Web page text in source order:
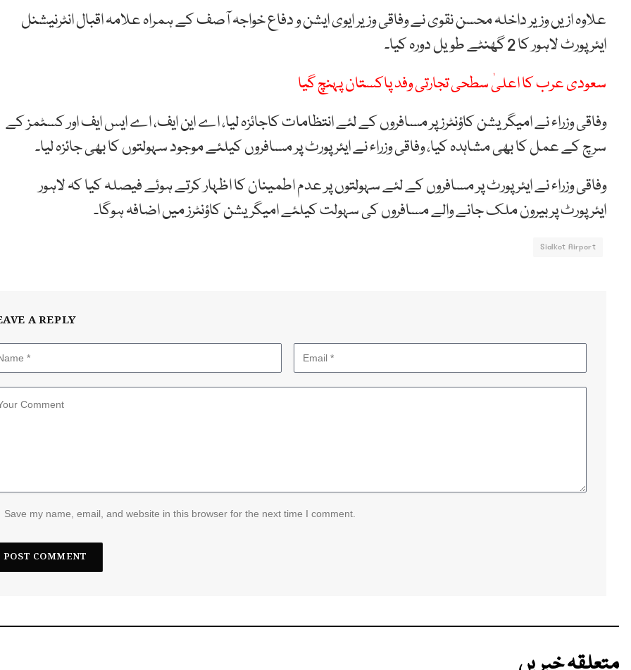
علاوہ ازیں وزیر داخلہ محسن نقوی نے وفاقی وزیر ایوی ایشن و دفاع خواجہ آصف کے ہمراہ علامہ اقبال انٹرنیشنل
ایئرپورٹ لاہور کا 2 گھنٹے طویل دورہ کیا۔
سعودی عرب کا اعلیٰ سطحی تجارتی وفد پاکستان پہنچ گیا
وفاقی وزراء نے امیگریشن کاؤنٹرز پر مسافروں کے لئے انتظامات کاجائزہ لیا، اے این ایف، اے ایس ایف اور کسٹمز کے
سرچ کے عمل کا بھی مشاہدہ کیا، وفاقی وزراء نے ایئرپورٹ پر مسافروں کیلئے موجود سہولتوں کا بھی جائزہ لیا۔
وفاقی وزراء نے ایئرپورٹ پر مسافروں کے لئے سہولتوں پر عدم اطمینان کا اظہار کرتے ہوئے فیصلہ کیا کہ لاہور
ایئرپورٹ پر بیرون ملک جانے والے مسافروں کی سہولت کیلئے امیگریشن کاؤنٹرز میں اضافہ ہوگا۔
Sialkot Airport
A REPLY
Save my name, email, and website in this browser for the next time I comment.